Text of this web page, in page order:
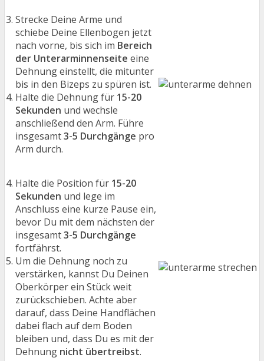
Strecke Deine Arme und
schiebe Deine Ellenbogen jetzt
nach vorne, bis sich im Bereich
der Unterarminnenseite eine
Dehnung einstellt, die mitunter
bis in den Bizeps zu spüren ist.
Halte die Dehnung für 15-20
Sekunden und wechsle
anschließend den Arm. Führe
insgesamt3-5 Durchgänge pro
Arm durch.
Halte die Position für 15-20
Sekunden und lege im
Anschluss eine kurze Pause ein,
bevor Du mit dem nächsten der
insgesamt3-5 Durchgänge
fortfährst.
Um die Dehnung noch zu
verstärken, kannst Du Deinen
Oberkörper ein Stück weit
zurückschieben. Achte aber
darauf, dass Deine Handflächen
dabei flach auf dem Boden
bleiben und, dass Du es mit der
Dehnung nicht übertreibst.